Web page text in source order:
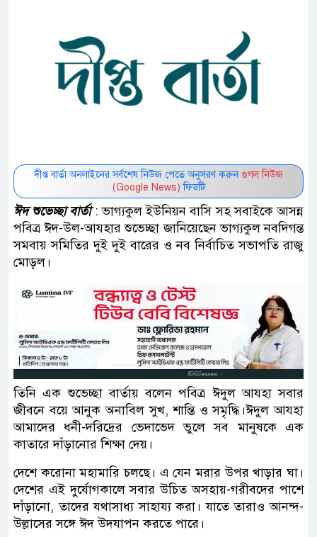
দীপ্ত বার্তা অনলাইনের সর্বশেষ নিউজ পেতে অনুসরণ করুন গুগল নিউজ
(Google News) ফিডটি
ঈদ শুভেচ্ছা বার্তা : ভাগ্যকুল ইউনিয়ন বাসি সহ সবাইকে আসন্ন
পবিত্র ঈদ-উল-আযহার শুভেচ্ছা জানিয়েছেন ভাগ্যকুল নবদিগন্ত
সমবায় সমিতির দুই দুই বারের ও নব নির্বাচিত সভাপতি রাজু
মোড়ল।
তিনি এক শুভেচ্ছা বার্তায় বলেন পবিত্র ঈদুল আযহা সবার
জীবনে বয়ে আনুক অনাবিল সুখ, শান্তি ও সমৃদ্ধি।ঈদুল আযহা
আমাদের ধনী-দরিদ্রের ভেদাভেদ ভুলে সব মানুষকে এক
কাতারে দাঁড়ানোর শিক্ষা দেয়।
দেশে করোনা মহামারি চলছে। এ যেন মরার উপর খাড়ার ঘা।
দেশের এই দুর্যোগকালে সবার উচিত অসহায়-গরীবদের পাশে
দাঁড়ানো, তাদের যথাসাধ্য সাহায্য করা। যাতে তারাও আনন্দ-
উল্লাসের সঙ্গে ঈদ উদযাপন করতে পারে।